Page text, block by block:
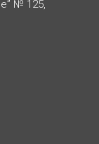
№ 125,